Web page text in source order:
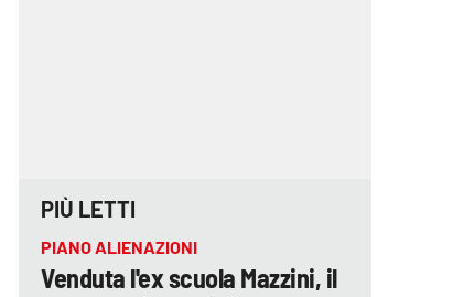
PIÙ LETTI
PIANO ALIENAZIONI
Venduta l'ex scuola Mazzini, il